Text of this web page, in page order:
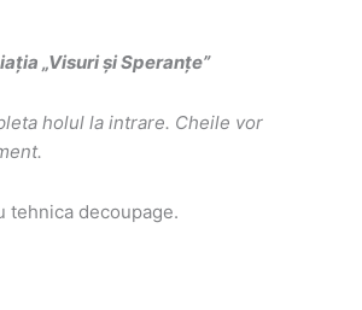
„Visuri și Speranțe”
holul la intrare. Cheile vor
tehnica decoupage.